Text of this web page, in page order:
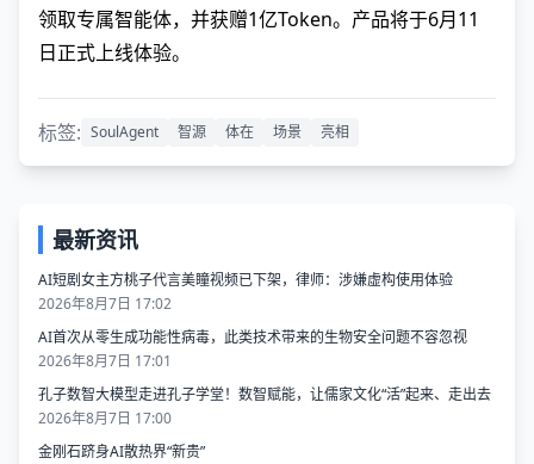
领取专属智能体，并获赠1亿Token。产品将于6月11
日正式上线体验。
标签: SoulAgent 智源 体在 场景 亮相
最新资讯
AI短剧女主方桃子代言美瞳视频已下架，律师：涉嫌虚构使用体验
2026年8月7日 17:02
AI首次从零生成功能性病毒，​此类技术带来的生物安全问题不容忽视
2026年8月7日 17:01
孔子数智大模型走进孔子学堂！数智赋能，让儒家文化“活”起来、走出去
2026年8月7日 17:00
金刚石跻身AI散热界“新贵”